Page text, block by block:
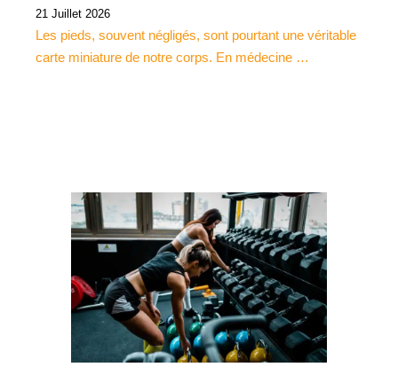
21 Juillet 2026
Les pieds, souvent négligés, sont pourtant une véritable
carte miniature de notre corps. En médecine …